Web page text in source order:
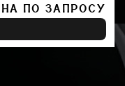
ПО ЗАПРОСУ